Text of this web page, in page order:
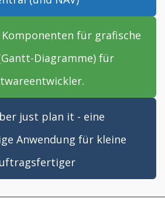
für grafische
Diagramme) für
just plan it - eine
Anwendung für kleine